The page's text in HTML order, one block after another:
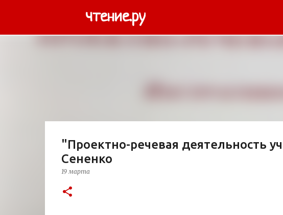
чтение.ру
"Проектно-речевая деятельность
Сененко
19 марта